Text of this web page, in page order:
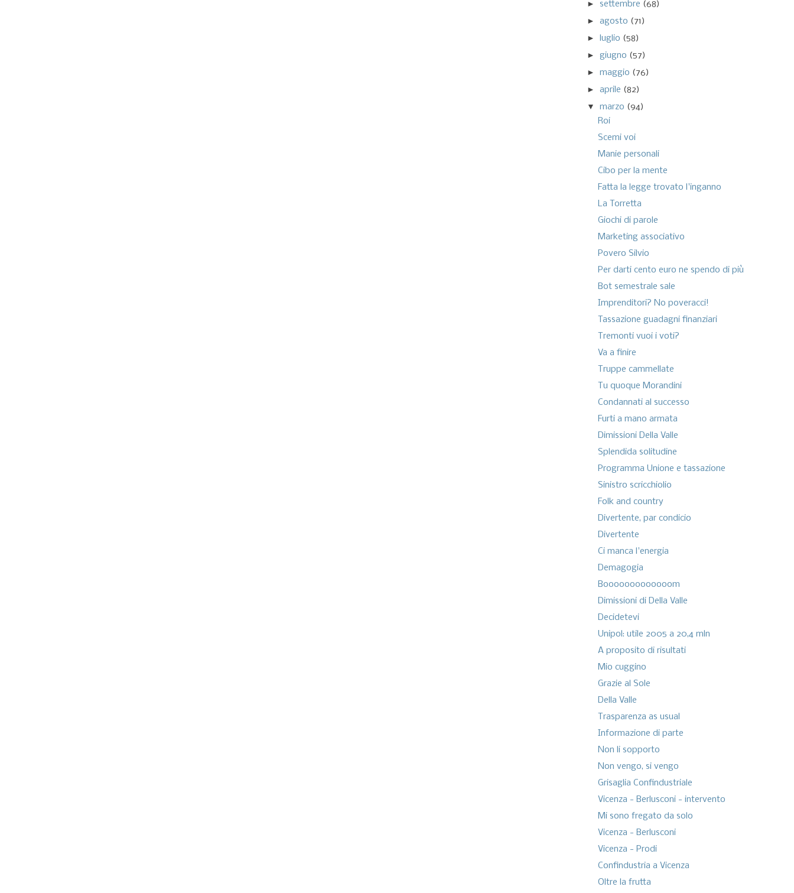
► settembre (68)
►agosto (71)
►luglio (58)
►giugno (57)
►maggio (76)
►aprile (82)
▼marzo (94)
Roi
Scemi voi
Manie personali
Cibo per la mente
Fatta la legge trovato l'inganno
La Torretta
Giochi di parole
Marketing associativo
Povero Silvio
Per darti cento euro ne spendo di più
Bot semestrale sale
Imprenditori? No poveracci!
Tassazione guadagni finanziari
Tremonti vuoi i voti?
Va a finire
Truppe cammellate
Tu quoque Morandini
Condannati al successo
Furti a mano armata
Dimissioni Della Valle
Splendida solitudine
Programma Unione e tassazione
Sinistro scricchiolio
Folk and country
Divertente, par condicio
Divertente
Ci manca l'energia
Demagogia
Booooooooooooom
Dimissioni di Della Valle
Decidetevi
Unipol: utile 2005 a 20,4 mln
A proposito di risultati
Mio cuggino
Grazie al Sole
Della Valle
Trasparenza as usual
Informazione di parte
Non li sopporto
Non vengo, si vengo
Grisaglia Confindustriale
Vicenza - Berlusconi - intervento
Mi sono fregato da solo
Vicenza - Berlusconi
Vicenza - Prodi
Confindustria a Vicenza
Oltre la frutta